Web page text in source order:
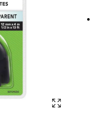
Afficher